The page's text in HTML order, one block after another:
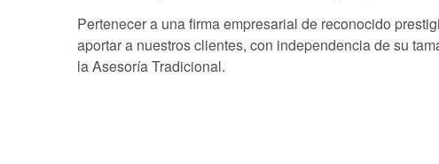
Pertenecer a una firma empresarial de reconocido
aportar a nuestros clientes, con independencia de su
la Asesoría Tradicional.